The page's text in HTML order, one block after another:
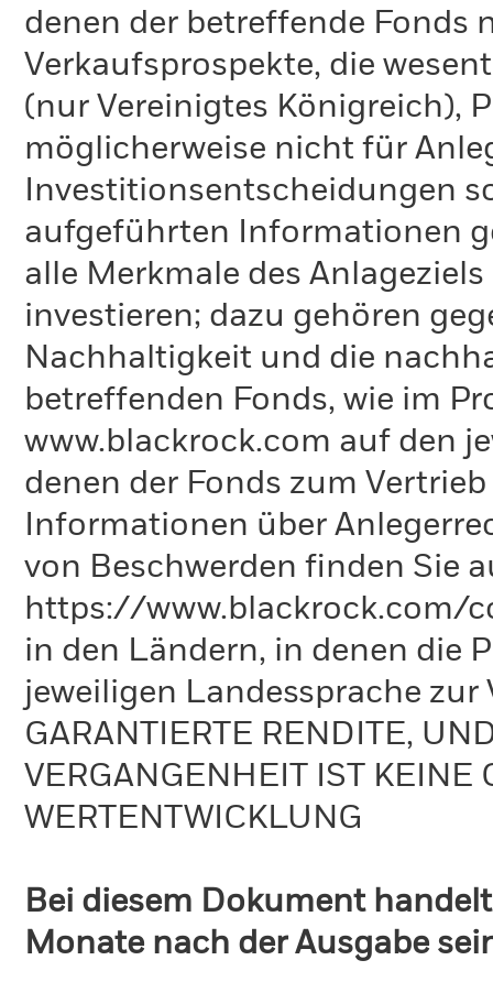
denen der betreffende Fonds
Verkaufsprospekte, die
(nur Vereinigtes Königreich),
möglicherweise nicht für
Investitionsentscheidungen
aufgeführten Informationen
alle Merkmale des
investieren; dazu gehören
Nachhaltigkeit und die
betreffenden Fonds, wie im
www.blackrock.com auf den
denen der Fonds zum
Informationen über
von Beschwerden finden Sie
https://www.blackrock.com/
in den Ländern, in denen die
jeweiligen Landessprache zur
GARANTIERTE RENDITE,
VERGANGENHEIT IST KEINE
WERTENTWICKLUNG
Bei diesem Dokument
Monate nach der Ausgabe